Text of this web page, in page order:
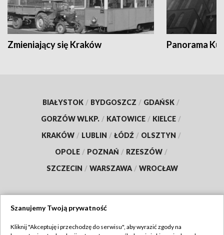
Zmieniający się Kraków Panorama
BIAŁYSTOK / BYDGOSZCZ / GDAŃSK /
GORZÓW WLKP. / KATOWICE / KIELCE /
KRAKÓW / LUBLIN / ŁÓDŹ / OLSZTYN /
OPOLE / POZNAŃ / RZESZÓW /
SZCZECIN / WARSZAWA / WROCŁAW
Szanujemy Twoją prywatność
Kliknij "Akceptuję i przechodzę do serwisu", aby wyrazić zgody na